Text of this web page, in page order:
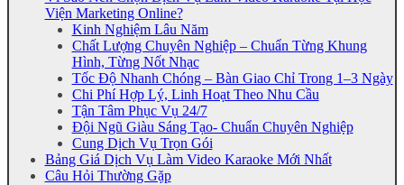
Viện Marketing Online?
Kinh Nghiệm Lâu Năm
Chất Lượng Chuyên Nghiệp – Chuẩn Từng Khung
Hình, Từng Nốt Nhạc
Tốc Độ Nhanh Chóng – Bàn Giao Chỉ Trong 1–3 Ngày
Chi Phí Hợp Lý, Linh Hoạt Theo Nhu Cầu
Tận Tâm Phục Vụ 24/7
Đội Ngũ Giàu Sáng Tạo- Chuẩn Chuyên Nghiệp
Cung Dịch Vụ Trọn Gói
Bảng Giá Dịch Vụ Làm Video Karaoke Mới Nhất
Câu Hỏi Thường Gặp